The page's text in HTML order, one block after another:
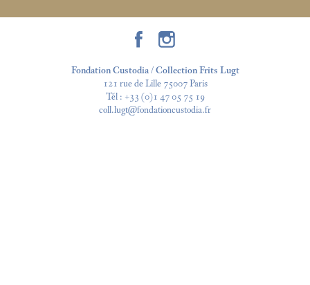
Fondation Custodia / Collection Frits Lugt
121 rue de Lille 75007 Paris
Tél : +33 (0)1 47 05 75 19
coll.lugt@fondationcustodia.fr